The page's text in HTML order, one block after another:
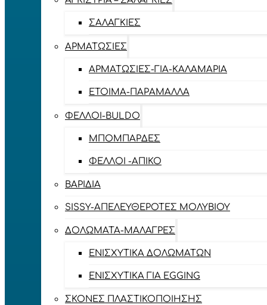
ΣΑΛΑΓΚΙΈΣ
ΑΡΜΑΤΩΣΙΈΣ
ΑΡΜΑΤΩΣΙΈΣ-ΓΙΑ-ΚΑΛΑΜΆΡΙΑ
ΈΤΟΙΜΑ-ΠΑΡΆΜΑΛΛΑ
ΦΕΛΛΟΊ-BULDO
ΜΠΟΜΠΆΡΔΕΣ
ΦΕΛΛΟΊ -ΑΠΊΚΟ
ΒΑΡΊΔΙΑ
SISSY-ΑΠΕΛΕΥΘΕΡΟΤΈΣ ΜΟΛΥΒΙΟΎ
ΔΟΛΏΜΑΤΑ-ΜΑΛΆΓΡΕΣ
ΕΝΙΣΧΥΤΙΚΆ ΔΟΛΩΜΆΤΩΝ
ΕΝΙΣΧΥΤΙΚΆ ΓΙΑ EGGING
ΣΚΌΝΕΣ ΠΛΑΣΤΙΚΟΠΟΊΗΣΗΣ